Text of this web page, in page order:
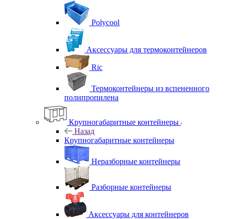
Polycool
Аксессуары для термоконтейнеров
Ric
Термоконтейнеры из вспененного
полипропилена
Крупногабаритные контейнеры
Назад
Крупногабаритные контейнеры
Неразборные контейнеры
Разборные контейнеры
Аксессуары для контейнеров